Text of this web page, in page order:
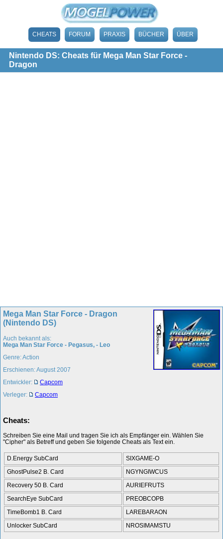
CHEATS FORUM PRAXIS BÜCHER ÜBER
Nintendo DS: Cheats für Mega Man Star Force -
Dragon
Mega Man Star Force - Dragon
(Nintendo DS)
Auch bekannt als:
Mega Man Star Force - Pegasus, - Leo
Genre: Action
Erschienen: August 2007
Entwickler:
Capcom
Verleger:
Capcom
Cheats:
Schreiben Sie eine Mail und tragen Sie ich als Empfänger ein. Wählen Sie
"Cipher" als Betreff und geben Sie folgende Cheats als Text ein.
D.Energy SubCard
SIXGAME-O
GhostPulse2 B. Card
NGYNGIWCUS
Recovery 50 B. Card
AURIEFRUTS
SearchEye SubCard
PREOBCOPB
TimeBomb1 B. Card
LAREBARAON
Unlocker SubCard
NROSIMAMSTU